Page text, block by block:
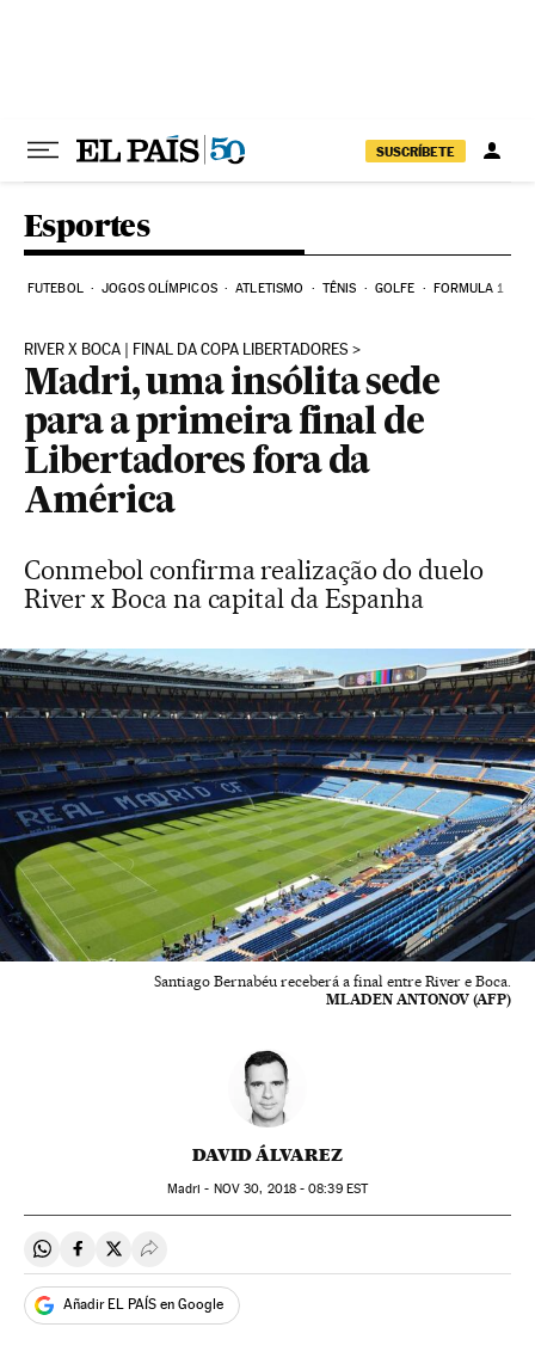
SUSCRÍBETE
Esportes
FUTEBOL JOGOS OLÍMPICOS ATLETISMO TÊNIS GOLFE FORMULA 1
RIVER X BOCA | FINAL DA COPA LIBERTADORES
Madri, uma insólita sede
para a primeira final de
Libertadores fora da
América
Conmebol confirma realização do duelo
River x Boca na capital da Espanha
Santiago Bernabéu receberá a final entre River e Boca.
MLADEN ANTONOV (AFP)
DAVID ÁLVAREZ
Madri - NOV 30, 2018 - 08:39EST
Compartir en Whatsapp
Compartir en Facebook
Compartir en Twitter
Desplegar Redes Sociales
Añadir EL PAÍS en Google